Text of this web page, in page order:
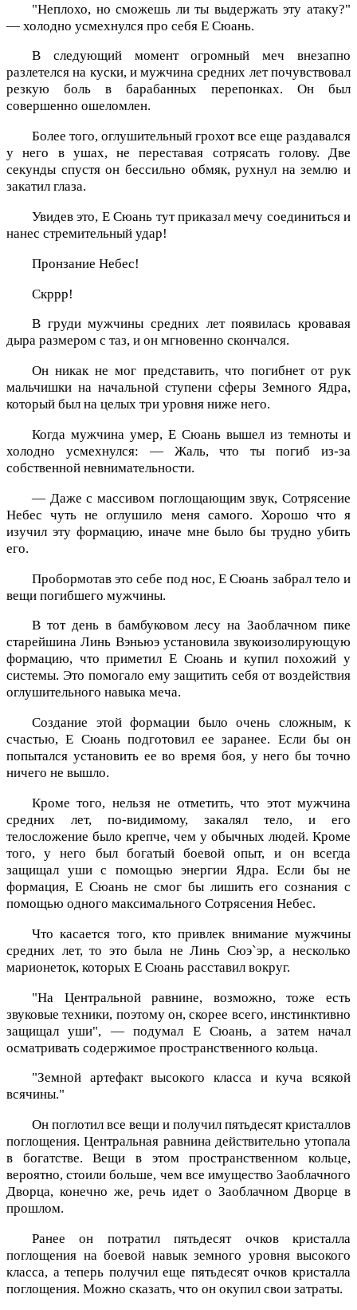
"Неплохо, но сможешь ли ты выдержать эту атаку?"
— холодно усмехнулся про себя Е Сюань.
В следующий момент огромный меч внезапно
разлетелся на куски, и мужчина средних лет почувствовал
резкую боль в барабанных перепонках. Он был
совершенно ошеломлен.
Более того, оглушительный грохот все еще раздавался
у него в ушах, не переставая сотрясать голову. Две
секунды спустя он бессильно обмяк, рухнул на землю и
закатил глаза.
Увидев это, Е Сюань тут приказал мечу соединиться и
нанес стремительный удар!
Пронзание Небес!
Скррр!
В груди мужчины средних лет появилась кровавая
дыра размером с таз, и он мгновенно скончался.
Он никак не мог представить, что погибнет от рук
мальчишки на начальной ступени сферы Земного Ядра,
который был на целых три уровня ниже него.
Когда мужчина умер, Е Сюань вышел из темноты и
холодно усмехнулся: — Жаль, что ты погиб из-за
собственной невнимательности.
— Даже с массивом поглощающим звук, Сотрясение
Небес чуть не оглушило меня самого. Хорошо что я
изучил эту формацию, иначе мне было бы трудно убить
его.
Пробормотав это себе под нос, Е Сюань забрал тело и
вещи погибшего мужчины.
В тот день в бамбуковом лесу на Заоблачном пике
старейшина Линь Вэньюэ установила звукоизолирующую
формацию, что приметил Е Сюань и купил похожий у
системы. Это помогало ему защитить себя от воздействия
оглушительного навыка меча.
Создание этой формации было очень сложным, к
счастью, Е Сюань подготовил ее заранее. Если бы он
попытался установить ее во время боя, у него бы точно
ничего не вышло.
Кроме того, нельзя не отметить, что этот мужчина
средних лет, по-видимому, закалял тело, и его
телосложение было крепче, чем у обычных людей. Кроме
того, у него был богатый боевой опыт, и он всегда
защищал уши с помощью энергии Ядра. Если бы не
формация, Е Сюань не смог бы лишить его сознания с
помощью одного максимального Сотрясения Небес.
Что касается того, кто привлек внимание мужчины
средних лет, то это была не Линь Сюэ`эр, а несколько
марионеток, которых Е Сюань расставил вокруг.
"На Центральной равнине, возможно, тоже есть
звуковые техники, поэтому он, скорее всего, инстинктивно
защищал уши", — подумал Е Сюань, а затем начал
осматривать содержимое пространственного кольца.
"Земной артефакт высокого класса и куча всякой
всячины."
Он поглотил все вещи и получил пятьдесят кристаллов
поглощения. Центральная равнина действительно утопала
в богатстве. Вещи в этом пространственном кольце,
вероятно, стоили больше, чем все имущество Заоблачного
Дворца, конечно же, речь идет о Заоблачном Дворце в
прошлом.
Ранее он потратил пятьдесят очков кристалла
поглощения на боевой навык земного уровня высокого
класса, а теперь получил еще пятьдесят очков кристалла
поглощения. Можно сказать, что он окупил свои затраты.